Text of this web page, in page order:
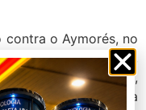
o Aymorés, no
dia 1º de julho,
Na sequência,
no dia 10, uma